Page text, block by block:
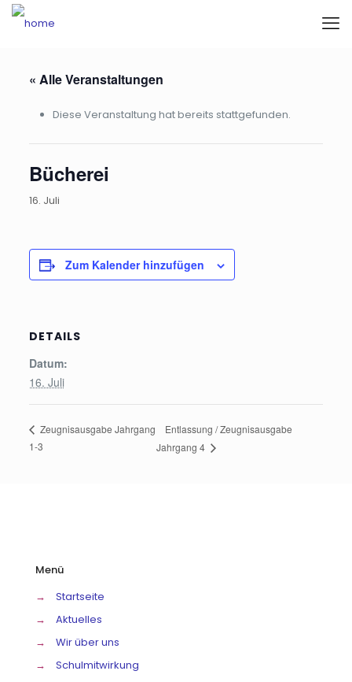
« Alle Veranstaltungen
Diese Veranstaltung hat bereits stattgefunden.
Bücherei
16. Juli
Zum Kalender hinzufügen
DETAILS
Datum:
16. Juli
Zeugnisausgabe Jahrgang
1-3
Entlassung / Zeugnisausgabe
Jahrgang 4
Menü
→
Startseite
→
Aktuelles
→
Wir über uns
→
Schulmitwirkung